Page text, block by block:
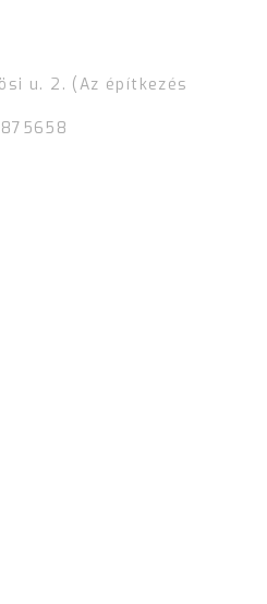
u. 2. (Az építkezés